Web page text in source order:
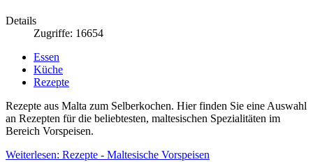
Details
Zugriffe: 16654
Essen
Küche
Rezepte
Rezepte aus Malta zum Selberkochen. Hier finden Sie eine Auswahl
an Rezepten für die beliebtesten, maltesischen Spezialitäten im
Bereich Vorspeisen.
Weiterlesen: Rezepte - Maltesische Vorspeisen